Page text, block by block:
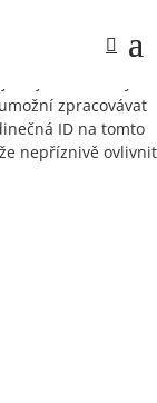
k ukládání a/nebo
zpracovávat
ID na tomto
nepříznivě ovlivnit